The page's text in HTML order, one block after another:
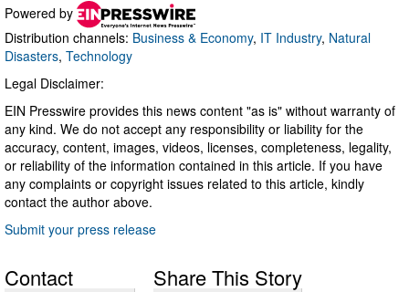
Powered by
Distribution channels: Business & Economy, IT Industry, Natural
Disasters, Technology
Legal Disclaimer:
EIN Presswire provides this news content "as is" without warranty of
any kind. We do not accept any responsibility or liability for the
accuracy, content, images, videos, licenses, completeness, legality,
or reliability of the information contained in this article. If you have
any complaints or copyright issues related to this article, kindly
contact the author above.
Submit your press release
Contact Share This Story